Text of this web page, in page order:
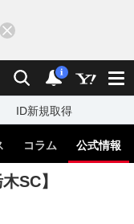
検索 通知
i
ID新規取得
コラム 公式情報
SC】